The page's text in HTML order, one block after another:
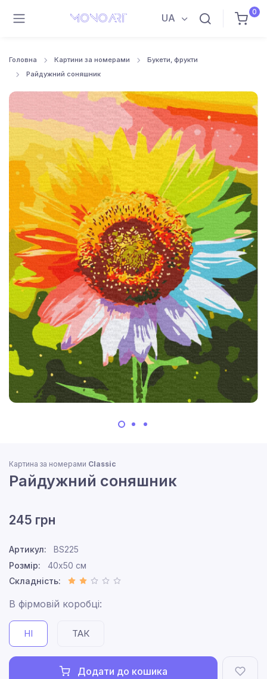
UA
0
Головна Картини за номерами
Букети, фрукти
Райдужний соняшник
Картина за номерами Classic
Райдужний соняшник
245 грн
Артикул:
BS225
Розмір:
40x50 см
Складність:
В фірмовій коробці:
НІ ТАК
Додати до кошика